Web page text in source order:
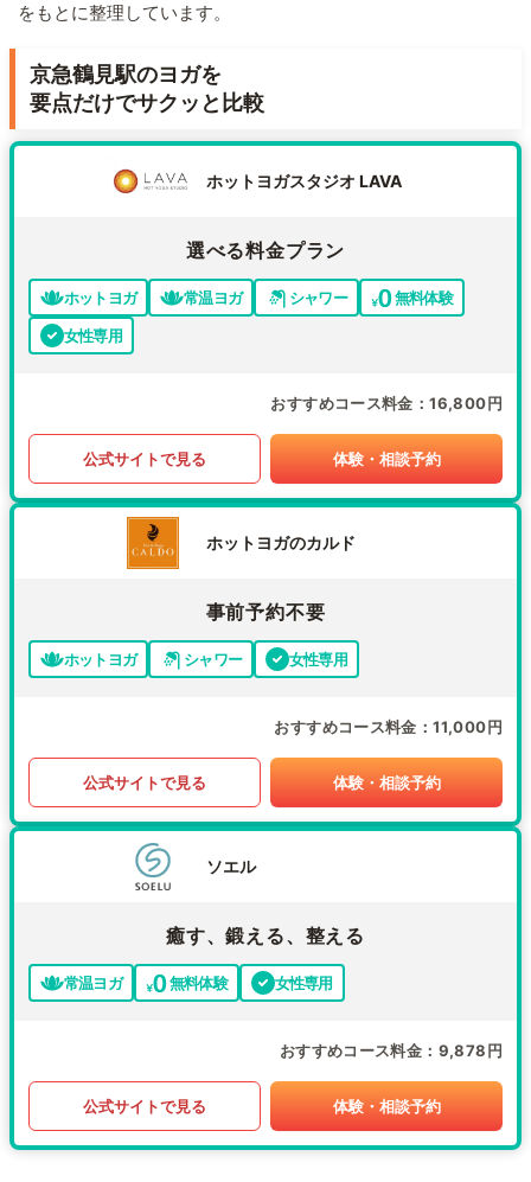
をもとに整理しています。
京急鶴見駅のヨガを
要点だけでサクッと比較
ホットヨガスタジオ LAVA
選べる料金プラン
ホットヨガ 常温ヨガ シャワー
無料体験
女性専用
おすすめコース料金 16,800円
公式サイトで見る 体験・相談予約
ホットヨガのカルド
事前予約不要
ホットヨガ シャワー 女性専用
おすすめコース料金 11,000円
公式サイトで見る 体験・相談予約
ソエル
癒す、鍛える、整える
常温ヨガ 無料体験 女性専用
おすすめコース料金 9,878円
公式サイトで見る 体験・相談予約